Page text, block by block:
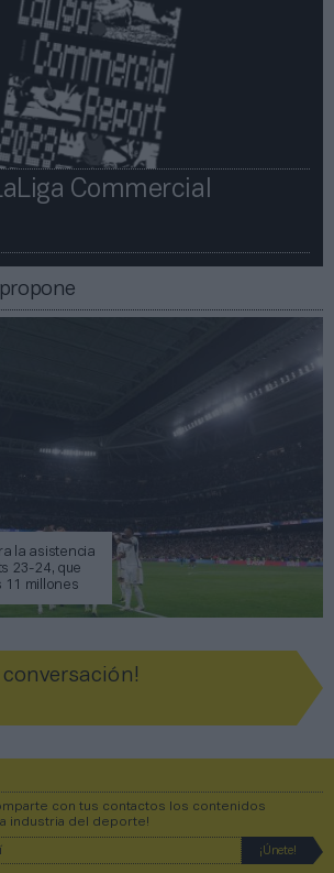
Commercial
la asistencia
23-24, que
11 millones
conversación!
con tus contactos los contenidos
industria del deporte!